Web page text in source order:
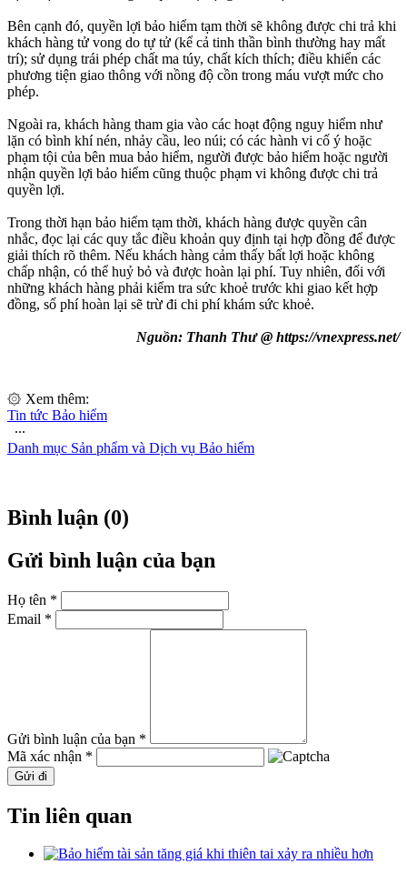
Bên cạnh đó, quyền lợi bảo hiểm tạm thời sẽ không được chi trả khi
khách hàng tử vong do tự tử (kể cả tinh thần bình thường hay mất
trí); sử dụng trái phép chất ma túy, chất kích thích; điều khiển các
phương tiện giao thông với nồng độ cồn trong máu vượt mức cho
phép.
Ngoài ra, khách hàng tham gia vào các hoạt động nguy hiểm như
lặn có bình khí nén, nhảy cầu, leo núi; có các hành vi cố ý hoặc
phạm tội của bên mua bảo hiểm, người được bảo hiểm hoặc người
nhận quyền lợi bảo hiểm cũng thuộc phạm vi không được chi trả
quyền lợi.
Trong thời hạn bảo hiểm tạm thời, khách hàng được quyền cân
nhắc, đọc lại các quy tắc điều khoản quy định tại hợp đồng để được
giải thích rõ thêm. Nếu khách hàng cảm thấy bất lợi hoặc không
chấp nhận, có thể huỷ bỏ và được hoàn lại phí. Tuy nhiên, đối với
những khách hàng phải kiểm tra sức khoẻ trước khi giao kết hợp
đồng, số phí hoàn lại sẽ trừ đi chi phí khám sức khoẻ.
Nguồn: Thanh Thư @ https://vnexpress.net/
۞ Xem thêm:
Tin tức Bảo hiểm
∙∙∙
Danh mục Sản phẩm và Dịch vụ Bảo hiểm
Bình luận (0)
Gửi bình luận của bạn
Họ tên *
Email *
Gửi bình luận của bạn *
Mã xác nhận *
Gửi đi
Tin liên quan